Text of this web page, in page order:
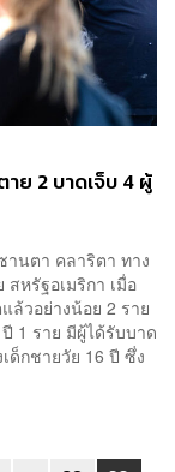
ย 2 บาดเจ็บ 4 ผู้
านตา คลาริตา ทาง
หรัฐอเมริกา เมื่อ
ล้วอย่างน้อย 2 ราย
1 ราย มีผู้ได้รับบาด
ด็กชายวัย 16 ปี ซึ่ง